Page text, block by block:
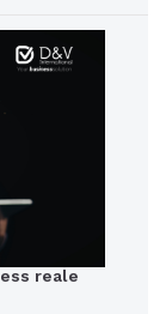
reale